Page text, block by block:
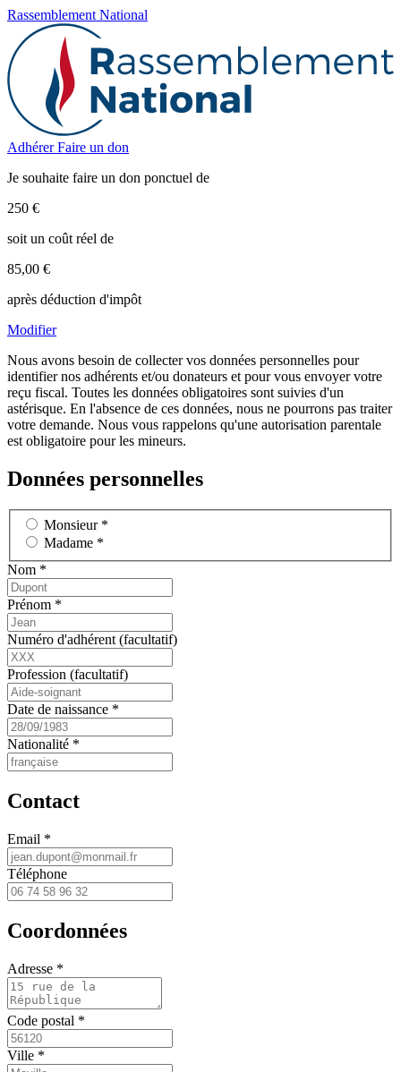
Rassemblement National
AdhérerFaire un don
Je souhaite faire un don ponctuel de
250 €
soit un coût réel de
85,00 €
après déduction d'impôt
Modifier
Nous avons besoin de collecter vos données personnelles pour
identifier nos adhérents et/ou donateurs et pour vous envoyer votre
reçu fiscal. Toutes les données obligatoires sont suivies d'un
astérisque. En l'absence de ces données, nous ne pourrons pas traiter
votre demande. Nous vous rappelons qu'une autorisation parentale
est obligatoire pour les mineurs.
Données personnelles
Monsieur *
Madame *
Nom *
Prénom *
Numéro d'adhérent (facultatif)
Profession (facultatif)
Date de naissance *
Nationalité *
Contact
Email *
Téléphone
Coordonnées
Adresse *
Code postal *
Ville *